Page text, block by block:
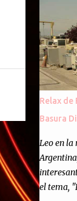
contacto
de
nuestra
nos
cuando
eso se
vivo. La
Relax de
Basura
Leo en la
el tema,